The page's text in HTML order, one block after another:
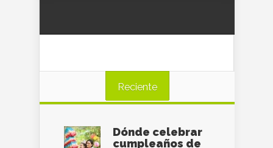
Reciente
Dónde celebrar
cumpleaños de